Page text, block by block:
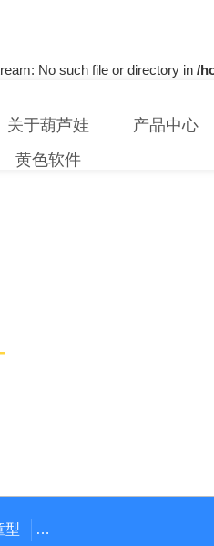
No such file or directory in /
关于葫芦娃
黄色软件
产品中心
型 5900型美国DJO吞咽障